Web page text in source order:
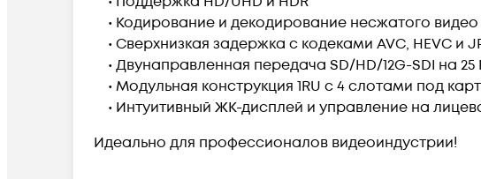
• Кодирование и декодирование несжатого видео
• Сверхнизкая задержка с кодеками AVC, HEVC и
• Двунаправленная передача SD/HD/12G-SDI на 25
• Модульная конструкция 1RU с 4 слотами под
• Интуитивный ЖК-дисплей и управление на
Идеально для профессионалов видеоиндустрии!